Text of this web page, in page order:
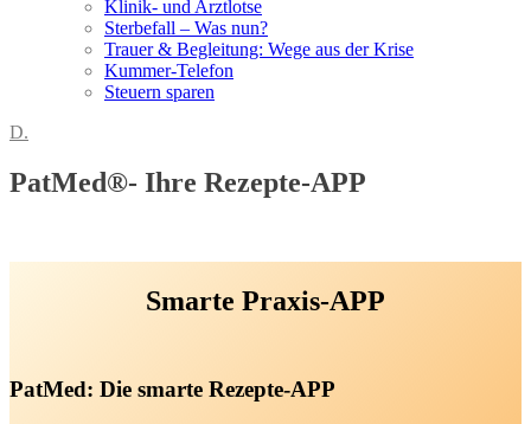
Klinik- und Arztlotse
Sterbefall – Was nun?
Trauer & Begleitung: Wege aus der Krise
Kummer-Telefon
Steuern sparen
D.
PatMed®- Ihre Rezepte-APP
Smarte Praxis-APP
PatMed: Die smarte Rezepte-APP